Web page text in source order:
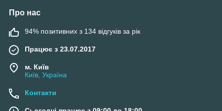
Про нас
94% позитивних з 134 відгуків за рік
Працює з 23.07.2017
м. Київ
Київ, Україна
Контакти